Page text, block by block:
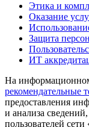
Этика и
Оказание
Защита
ИТ
На
рекомендательные
предоставления
и анализа
пользователей